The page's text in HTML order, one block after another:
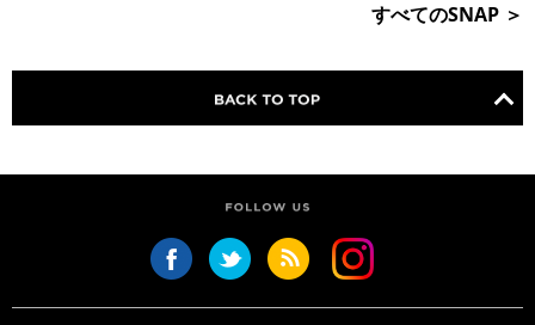
すべてのSNAP ＞